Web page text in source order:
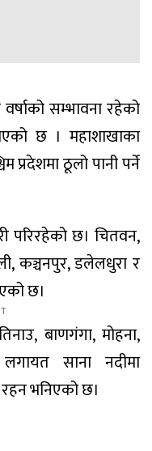
सम्भावना रहेको
छ । महाशाखाका
प्रदेशमा ठूलो पानी पर्ने
परिरहेको छ। चितवन,
कञ्चनपुर, डलेलधुरा र
छ।
बाणगंगा, मोहना,
साना नदीमा
भनिएको छ।